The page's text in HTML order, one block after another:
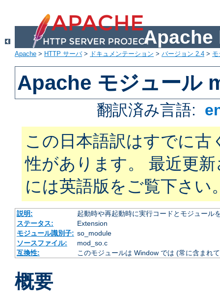
Apache
Apache > HTTP サーバ> ドキュメンテーション > バージョン 2.4 >
Apache モジュール
翻訳済み言語:
この日本語訳はすでに古
性があります。 最近更
には英語版をご覧下さい
説明:
起動時や再起動時に実行コードとモジュール
ステータス:
Extension
モジュール識別子: so_module
ソースファイル:
mod_so.c
互換性:
このモジュールは Window では (常に含まれ
概要